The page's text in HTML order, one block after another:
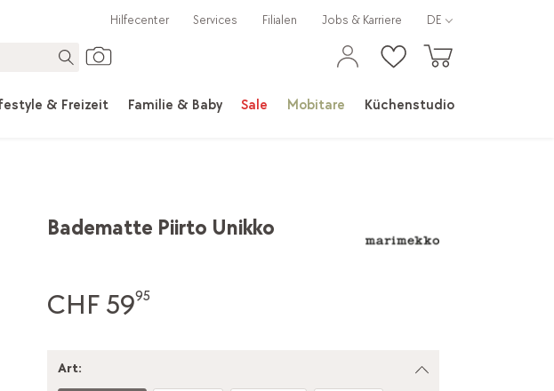
& Freizeit Familie & Baby Sale Mobitare Küchenstudio
Hilfecenter Services Filialen Jobs & Karriere DE
Badematte Piirto Unikko
CHF 5995
Art: